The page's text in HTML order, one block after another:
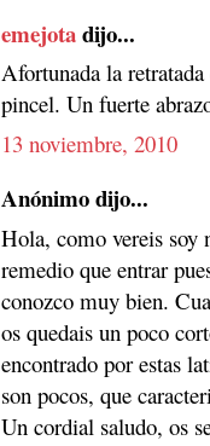
emejotadijo...
Afortunada la
pincel. Un fuerte
13 noviembre, 2010
Anónimo dijo...
Hola, como vereis soy
remedio que entrar
conozco muy bien.
os quedais un poco
encontrado por estas
son pocos, que
Un cordial saludo, os